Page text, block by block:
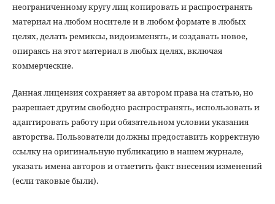
неограниченному кругу лиц копировать и распространять
материал на любом носителе и в любом формате в любых
целях, делать ремиксы, видоизменять, и создавать новое,
опираясь на этот материал в любых целях, включая
коммерческие.
Данная лицензия сохраняет за автором права на статью, но
разрешает другим свободно распространять, использовать и
адаптировать работу при обязательном условии указания
авторства. Пользователи должны предоставить корректную
ссылку на оригинальную публикацию в нашем журнале,
указать имена авторов и отметить факт внесения изменений
(если таковые были).